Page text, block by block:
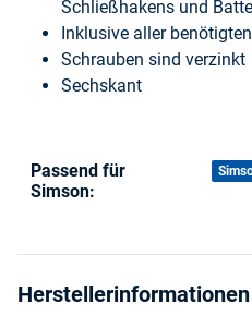
Schließhakens und
Inklusive aller
Schrauben sind verzinkt
Sechskant
Produkteigenschaft
Wert
Passend für
Simson:
Herstellerinformationen